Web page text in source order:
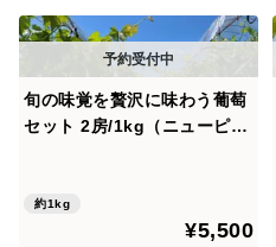
旬の味覚を贅沢に味わう葡萄
セット 2房/1kg（ニューピオ
約1kg
¥5,500